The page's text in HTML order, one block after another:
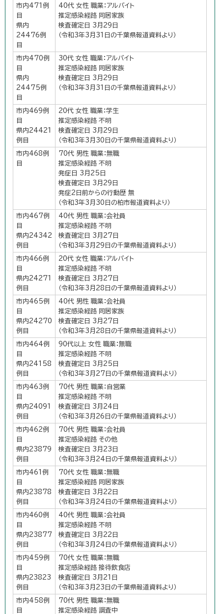
市内471例
目
県内
24476例
目
40代 女性 職業：アルバイト
推定感染経路 同居家族
検査確定日 3月29日
（令和3年3月31日の千葉県報道資料より）
市内470例
目
県内
24475例
目
30代 女性 職業：アルバイト
推定感染経路 同居家族
検査確定日 3月29日
（令和3年3月31日の千葉県報道資料より）
市内469例
目
県内24421
例目
20代 女性 職業：学生
推定感染経路 不明
検査確定日 3月29日
（令和3年3月30日の千葉県報道資料より）
市内468例
目
70代 男性 職業：無職
推定感染経路 不明
発症日 3月25日
検査確定日 3月29日
発症2日前からの行動歴 無
（令和3年3月30日の柏市報道資料より）
市内467例
目
県内24342
例目
40代 男性 職業：会社員
推定感染経路 不明
検査確定日 3月27日
（令和3年3月29日の千葉県報道資料より）
市内466例
目
県内24271
例目
20代 女性 職業：アルバイト
推定感染経路 不明
検査確定日 3月27日
（令和3年3月28日の千葉県報道資料より）
市内465例
目
県内24270
例目
40代 男性 職業：会社員
推定感染経路 同居家族
検査確定日 3月27日
（令和3年3月28日の千葉県報道資料より）
市内464例
目
県内24158
例目
90代以上 女性 職業：無職
推定感染経路 不明
検査確定日 3月25日
（令和3年3月27日の千葉県報道資料より）
市内463例
目
県内24091
例目
70代 男性 職業：自営業
推定感染経路 不明
検査確定日 3月24日
（令和3年3月26日の千葉県報道資料より）
市内462例
目
県内23879
例目
70代 男性 職業：会社員
推定感染経路 その他
検査確定日 3月23日
（令和3年3月24日の千葉県報道資料より）
市内461例
目
県内23878
例目
70代 女性 職業：無職
推定感染経路 同居家族
検査確定日 3月22日
（令和3年3月24日の千葉県報道資料より）
市内460例
目
県内23877
例目
40代 男性 職業：会社員
推定感染経路 不明
検査確定日 3月22日
（令和3年3月24日の千葉県報道資料より）
市内459例
目
県内23823
例目
70代 女性 職業：無職
推定感染経路 接待飲食店
検査確定日 3月21日
（令和3年3月23日の千葉県報道資料より）
市内458例
目
70代 男性 職業：無職
推定感染経路 調査中